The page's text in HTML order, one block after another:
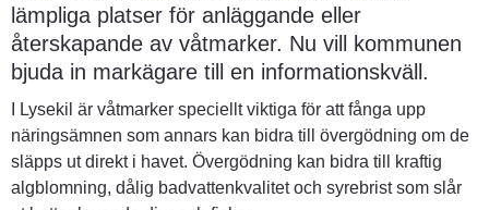
lämpliga platser för anläggande eller
återskapande av våtmarker. Nu vill kommunen
bjuda in markägare till en informationskväll.
I Lysekil är våtmarker speciellt viktiga för att fånga upp
näringsämnen som annars kan bidra till övergödning om de
släpps ut direkt i havet. Övergödning kan bidra till kraftig
algblomning, dålig badvattenkvalitet och syrebrist som slår